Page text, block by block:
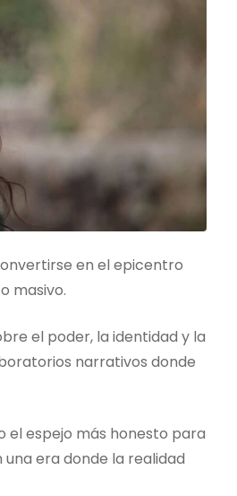
en el epicentro
masivo.
el poder, la identidad y la
narrativos donde
el espejo más honesto para
era donde la realidad